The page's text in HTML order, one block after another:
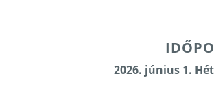
2026. június 1.